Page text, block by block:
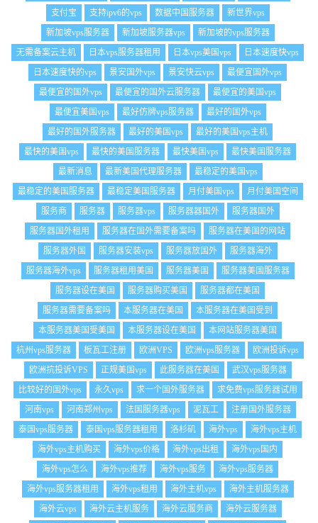
支付宝
支持ipv6的vps 数据中国服务器
新世界vps
新加坡vps服务器
新加坡服务器vps
新加坡的vps服务器
无需备案云主机
日本vps服务器租用 日本vps美国vps
日本速度快vps
日本速度快的vps
景安国外vps 景安快云vps
最便宜国外vps
最便宜的国外vps
最便宜的国外云服务器
最便宜的美国vps
最便宜美国vps
最好仿牌vps服务器
最好的国外vps
最好的国外服务器
最好的美国vps
最好的美国vps主机
最快的美国vps
最快的美国服务器 最快美国vps
最快美国服务器
最新消息
最新美国代理服务器
最稳定的美国vps
最稳定的美国服务器
最稳定美国服务器 月付美国vps
月付美国空间
服务商
服务器 服务器vps 服务器器国外
服务器国外
服务器国外租用
服务器在国外需要备案吗
服务器在美国的网站
服务器外国
服务器安装vps 服务器放国外
服务器海外
服务器海外vps
服务器租用美国 服务器美国
服务器美国服务器
服务器设在美国
服务器购买美国
服务器都在美国
服务器需要备案吗
本服务器在美国
本服务器在美国受到
本服务器美国受美国
本服务器设在美国
本网站服务器美国
杭州vps服务器
板瓦工注册 欧洲VPS 欧洲vps服务器
欧洲投诉vps
欧洲抗投诉VPS
正规美国vps 此服务器在美国
武汉vps服务器
比较好的国外vps
永久vps 求一个国外服务器
求免费vps服务器试用
河南vps
河南郑州vps 法国服务器vps 泥瓦工
注册国外服务器
泰国vps服务器
泰国vps服务器租用 洛杉矶 海外vps
海外vps主机
海外vps主机购买
海外vps价格 海外vps出租
海外vps国内
海外vps怎么
海外vps推荐 海外vps服务
海外vps服务器
海外vps服务器租用
海外vps租用 海外主机vps
海外主机服务器
海外云vps
海外云主机服务 海外云服务商
海外云服务器